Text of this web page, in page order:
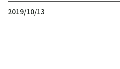
2019/10/13